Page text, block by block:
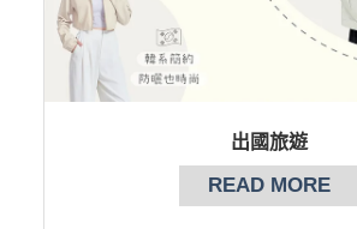
出國旅遊
READ MORE